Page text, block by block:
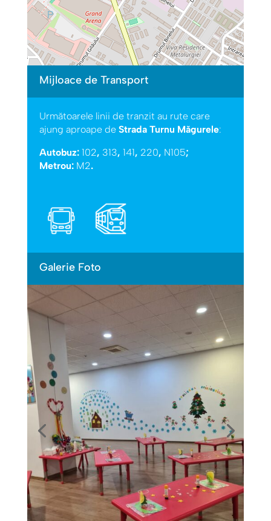
Mijloace de Transport
Următoarele linii de tranzit au rute care
ajung aproape de Strada Turnu Măgurele:
Autobuz: 102, 313, 141, 220, N105;
Metrou: M2.
Galerie Foto